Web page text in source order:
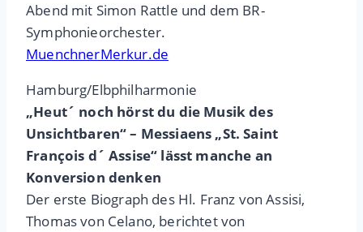
Abend mit Simon Rattle und dem BR-
Symphonieorchester.
MuenchnerMerkur.de
Hamburg/Elbphilharmonie
„Heut´ noch hörst du die Musik des
Unsichtbaren“ – Messiaens „St. Saint
François d´ Assise“ lässt manche an
Konversion denken
Der erste Biograph des Hl. Franz von Assisi,
Thomas von Celano, berichtet von